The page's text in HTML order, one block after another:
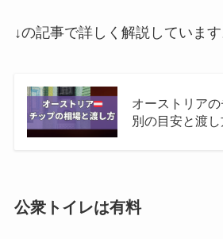
↓の記事で詳しく解説しています
オーストリア
別の目安と渡
公衆トイレは有料